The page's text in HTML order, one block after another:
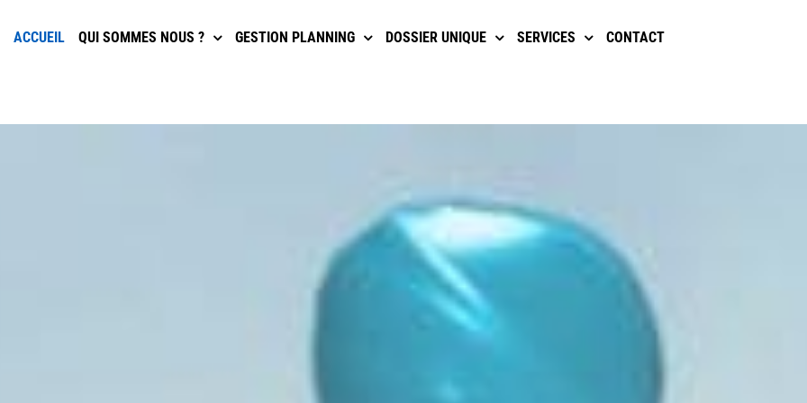
ACCUEIL QUI SOMMES NOUS ? GESTION PLANNING DOSSIER UNIQUE SERVICES CONTACT